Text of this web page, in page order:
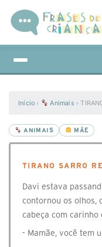
Início › Animais ›
ANIMAIS MÃE
TIRANO SARRO
Davi estava
contornou os olhos,
cabeça com carinho
- Mamãe, você tem